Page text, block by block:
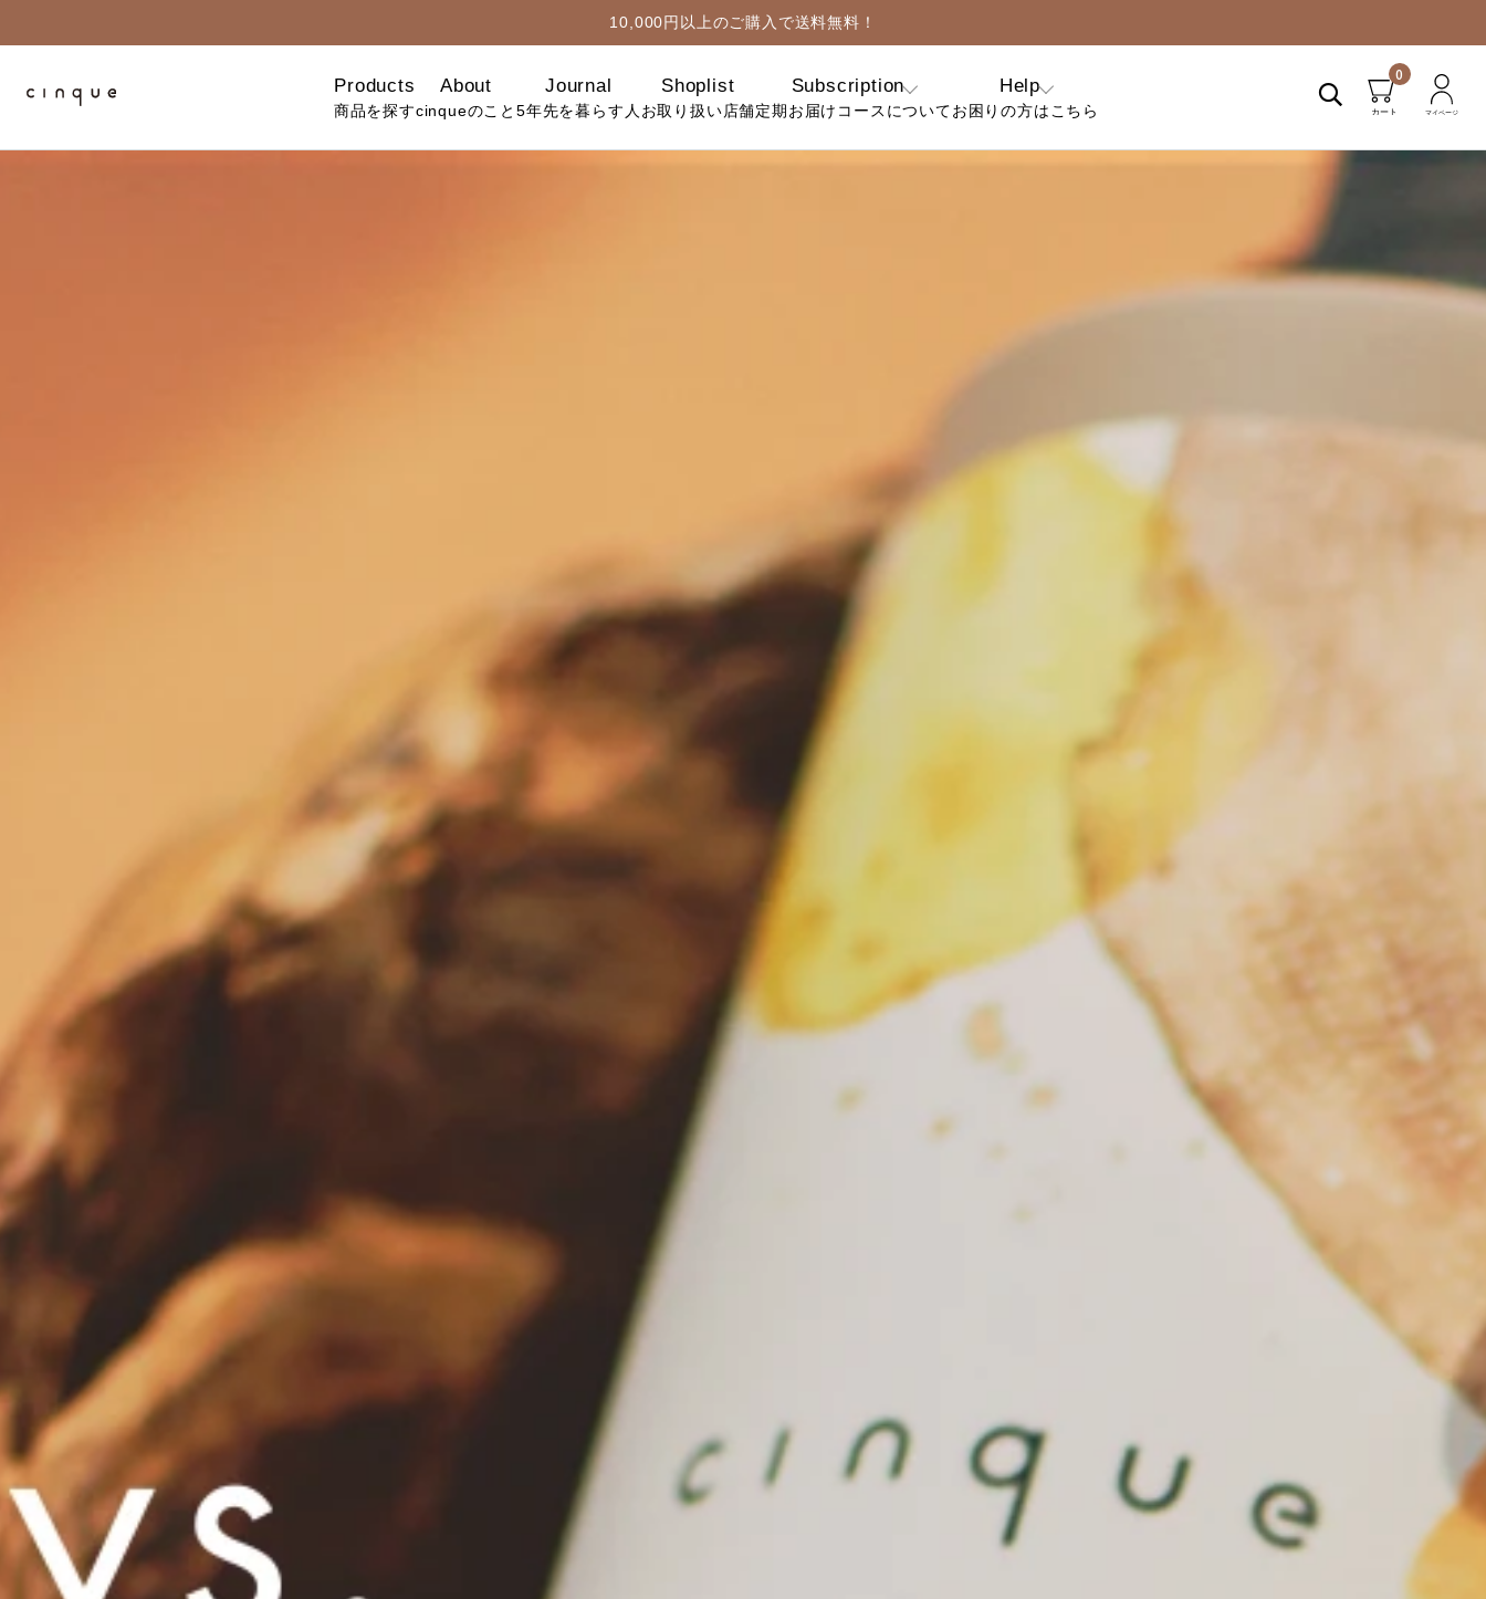
10,000円以上のご購入で送料無料！
Products
商品を探す
About
cinqueのこと
Journal
5年先を暮らす人
Shoplist
お取り扱い店舗
Subscription
定期お届けコースについて
Help
お困りの方はこちら
0